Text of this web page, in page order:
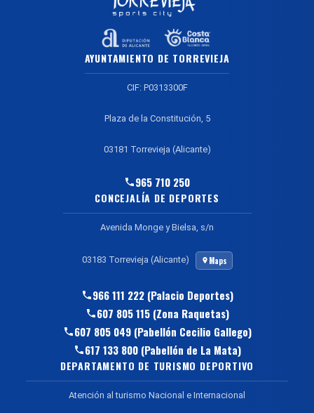
AYUNTAMIENTO DE TORREVIEJA
CIF: P0313300F
Plaza de la Constitución, 5
03181 Torrevieja (Alicante)
965 710 250
CONCEJALÍA DE DEPORTES
Avenida Monge y Bielsa, s/n
03183 Torrevieja (Alicante) Maps
966 111 222 (Palacio Deportes)
607 805 115 (Zona Raquetas)
607 805 049 (Pabellón Cecilio Gallego)
617 133 800 (Pabellón de La Mata)
DEPARTAMENTO DE TURISMO DEPORTIVO
Atención al turismo Nacional e Internacional